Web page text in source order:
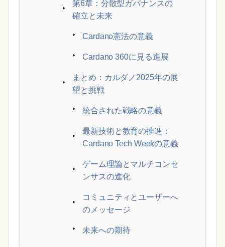
第6章：分散型ガバナンスの
確立と未来
Cardano憲法の意義
Cardano 360に見る進展
まとめ：カルダノ2025年の展
望と挑戦
統合された戦略の意義
最新技術と教育の推進：
Cardano Tech Weekの意義
ゲーム理論とマルチコンセ
ンサスの進化
コミュニティとユーザーへ
のメッセージ
未来への期待